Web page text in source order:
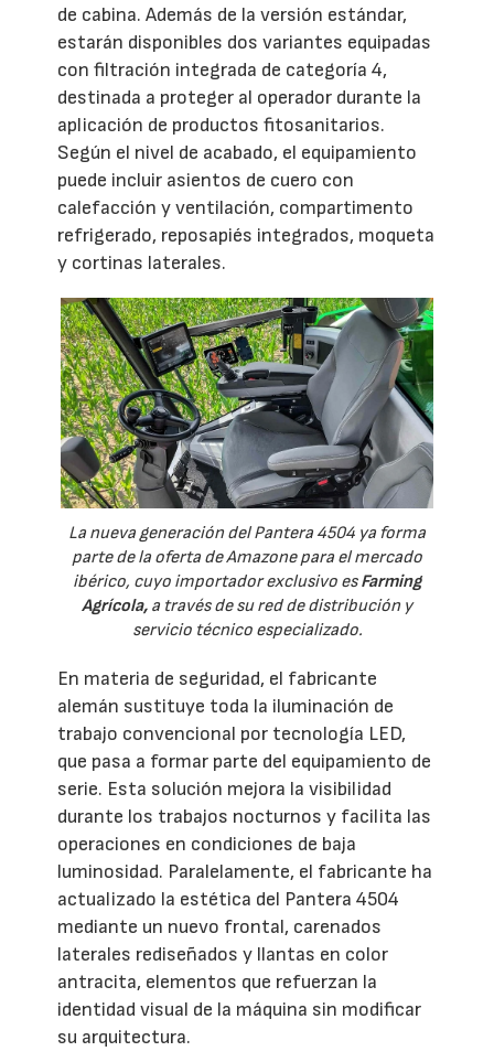
de cabina. Además de la versión estándar,
estarán disponibles dos variantes equipadas
con filtración integrada de categoría 4,
destinada a proteger al operador durante la
aplicación de productos fitosanitarios.
Según el nivel de acabado, el equipamiento
puede incluir asientos de cuero con
calefacción y ventilación, compartimento
refrigerado, reposapiés integrados, moqueta
y cortinas laterales.
La nueva generación del Pantera 4504 ya forma
parte de la oferta de Amazone para el mercado
ibérico, cuyo importador exclusivo esFarming
Agrícola, a través de su red de distribución y
servicio técnico especializado.
En materia de seguridad, el fabricante
alemán sustituye toda la iluminación de
trabajo convencional por tecnología LED,
que pasa a formar parte del equipamiento de
serie. Esta solución mejora la visibilidad
durante los trabajos nocturnos y facilita las
operaciones en condiciones de baja
luminosidad. Paralelamente, el fabricante ha
actualizado la estética del Pantera 4504
mediante un nuevo frontal, carenados
laterales rediseñados y llantas en color
antracita, elementos que refuerzan la
identidad visual de la máquina sin modificar
su arquitectura.